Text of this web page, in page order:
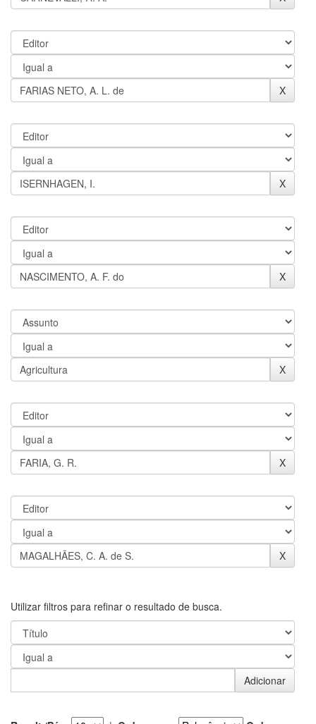
Utilizar filtros para refinar o resultado de busca.